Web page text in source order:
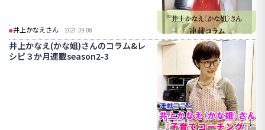
井上かなえさん 2021.09.08
井上かなえ(かな姐)さんのコラム&レ
シピ３か月連載season2-3